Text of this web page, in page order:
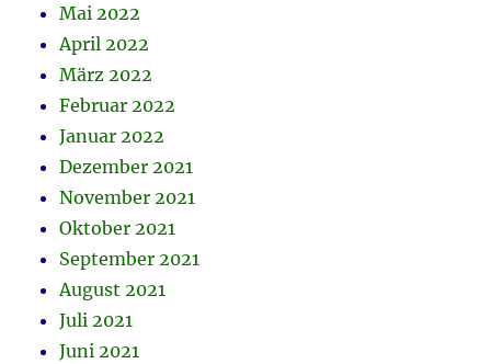
Mai 2022
April 2022
März 2022
Februar 2022
Januar 2022
Dezember 2021
November 2021
Oktober 2021
September 2021
August 2021
Juli 2021
Juni 2021